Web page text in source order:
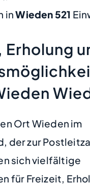
inWieden521
Erholung
Ort Wieden im
der zur
sich vielfältige
für Freizeit,